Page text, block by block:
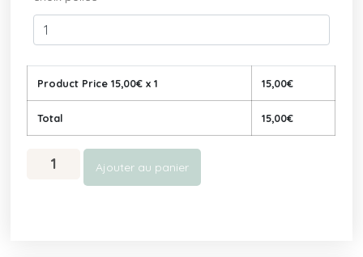
Product Price15,00€ x 1 15,00€
Total 15,00€
Ajouter au panier